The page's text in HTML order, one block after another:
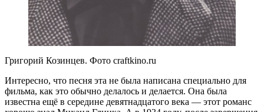
Григорий Козинцев. Фото craftkino.ru
Интересно, что песня эта не была написана специально для
фильма, как это обычно делалось и делается. Она была
известна ещё в середине девятнадцатого века — этот романс